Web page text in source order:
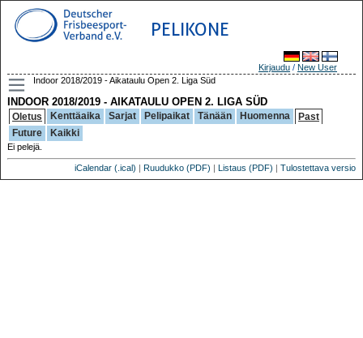
PELIKONE
Kirjaudu / New User
Indoor 2018/2019 - Aikataulu Open 2. Liga Süd
INDOOR 2018/2019 - AIKATAULU OPEN 2. LIGA SÜD
Oletus Kenttäaika Sarjat Pelipaikat Tänään Huomenna
Past
Future
Kaikki
Ei pelejä.
iCalendar (.ical) | Ruudukko (PDF) | Listaus (PDF) | Tulostettava versio